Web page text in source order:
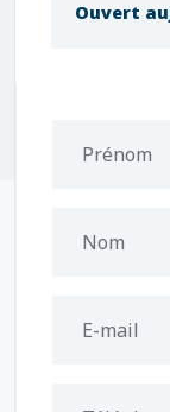
Ouvert
Prénom
Nom
E-mail